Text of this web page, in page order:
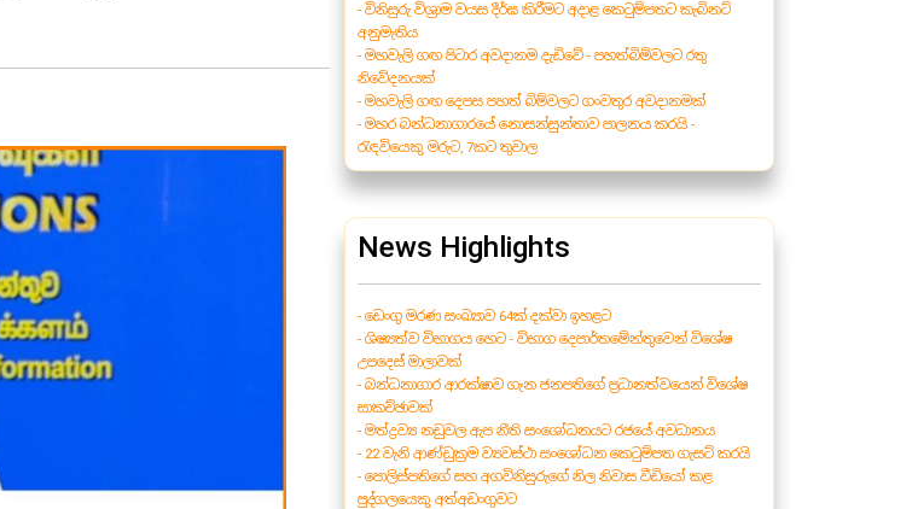
- විනිසුරු විශ්‍රාම වයස දීර්ඝ කිරීමට අදාළ කෙටුම්පතට කැබිනට්
අනුමැතිය
- මහවැලි ගඟ පිටාර අවදානම දැඩිවේ - පහත්බිම්වලට රතු
නිවේදනයක්
- මහවැලි ගඟ දෙපස පහත් බිම්වලට ගංවතුර අවදානමක්
- මහර බන්ධනාගාරයේ නොසන්සුන්තාව පාලනය කරයි -
රැඳවියෙකු මරුට, 7කට තුවාල
News Highlights
- ඩෙංගු මරණ සංඛ්‍යාව 64ක් දක්වා ඉහළට
- ශිෂ්‍යත්ව විභාගය හෙට - විභාග දෙපාර්තමේන්තුවෙන් විශේෂ
උපදෙස් මාලාවක්
- බන්ධනාගාර ආරක්ෂාව ගැන ජනපතිගේ ප්‍රධානත්වයෙන් විශේෂ
සාකච්ඡාවක්
- මත්ද්‍රව්‍ය නඩුවල ඇප නීති සංශෝධනයට රජයේ අවධානය
- 22 වැනි ආණ්ඩුක්‍රම ව්‍යවස්ථා සංශෝධන කෙටුම්පත ගැසට් කරයි
- පොලිස්පතිගේ සහ අගවිනිසුරුගේ නිල නිවාස වීඩියෝ කළ
පුද්ගලයෙකු අත්අඩංගුවට